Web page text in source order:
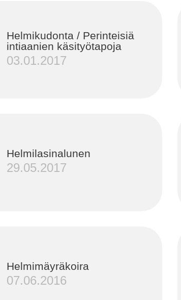
Helmikudonta / Perinteisiä
intiaanien käsityötapoja
03.01.2017
Helmilasinalunen
29.05.2017
Helmimäyräkoira
07.06.2016